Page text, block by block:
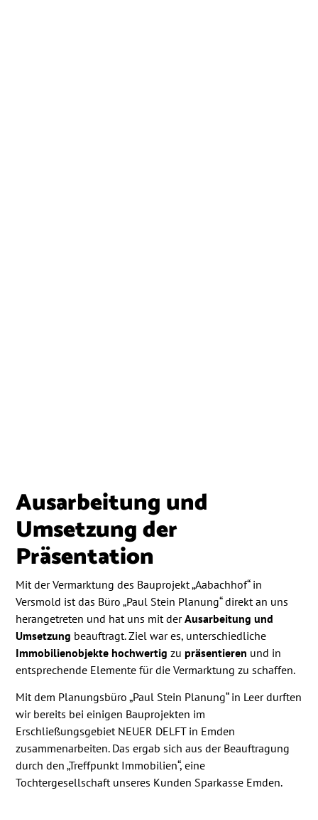
Ausarbeitung und
Umsetzung der
Präsentation
Mit der Vermarktung des Bauprojekt „Aabachhof“ in
Versmold ist das Büro „Paul Stein Planung“ direkt an uns
herangetreten und hat uns mit derAusarbeitung und
Umsetzung beauftragt. Ziel war es, unterschiedliche
Immobilienobjekte hochwertig zupräsentieren und in
entsprechende Elemente für die Vermarktung zu schaffen.
Mit dem Planungsbüro „Paul Stein Planung“ in Leer durften
wir bereits bei einigen Bauprojekten im
Erschließungsgebiet NEUER DELFT in Emden
zusammenarbeiten. Das ergab sich aus der Beauftragung
durch den „Treffpunkt Immobilien“, eine
Tochtergesellschaft unseres Kunden Sparkasse Emden.